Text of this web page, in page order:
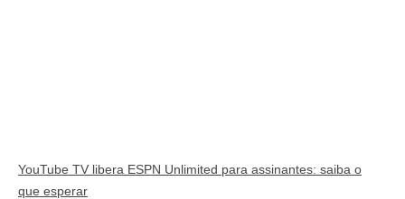
YouTube TV libera ESPN Unlimited para assinantes: saiba o
que esperar